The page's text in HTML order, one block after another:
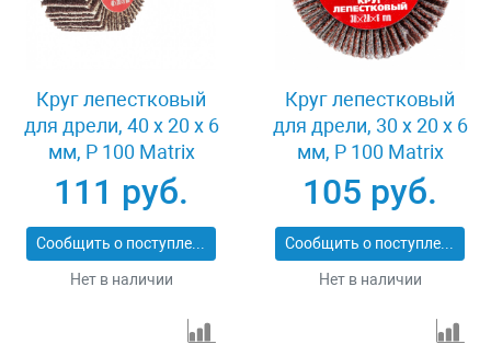
Круг лепестковый
для дрели, 40 х 20 х 6
мм, P 100 Matrix
74168
111 руб.
Сообщить о поступлении
Нет в наличии
Круг лепестковый
для дрели, 30 х 20 х 6
мм, P 100 Matrix
74161
105 руб.
Сообщить о поступлении
Нет в наличии